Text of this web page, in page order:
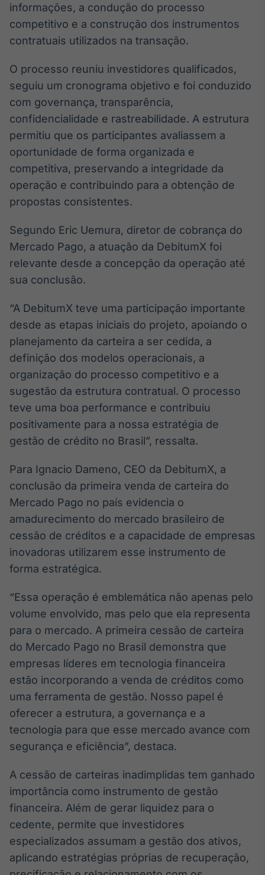
Wallboard
Conteúdos e
dados para
displays e telas
Broadcast
Curadoria
Curadoria de
noticiosos
Soluções de
Tecnologia
Broadcast
notícias e
conteúdos
Broadcast
plataforma para
analisar fundos
de investimento
no Brasil
IA
Em breve
BroadFast
Gestão de
Investimentos
Tokenização
Crédito
Em breve
informações, a condução do processo
competitivo e a construção dos instrumentos
contratuais utilizados na transação.
O processo reuniu investidores qualificados,
seguiu um cronograma objetivo e foi conduzido
com governança, transparência,
confidencialidade e rastreabilidade. A estrutura
permitiu que os participantes avaliassem a
oportunidade de forma organizada e
competitiva, preservando a integridade da
operação e contribuindo para a obtenção de
propostas consistentes.
Segundo Eric Uemura, diretor de cobrança do
Mercado Pago, a atuação da DebitumX foi
relevante desde a concepção da operação até
sua conclusão.
“A DebitumX teve uma participação importante
desde as etapas iniciais do projeto, apoiando o
planejamento da carteira a ser cedida, a
definição dos modelos operacionais, a
organização do processo competitivo e a
sugestão da estrutura contratual. O processo
teve uma boa performance e contribuiu
positivamente para a nossa estratégia de
gestão de crédito no Brasil”, ressalta.
Para Ignacio Dameno, CEO da DebitumX, a
conclusão da primeira venda de carteira do
Mercado Pago no país evidencia o
amadurecimento do mercado brasileiro de
cessão de créditos e a capacidade de empresas
inovadoras utilizarem esse instrumento de
forma estratégica.
“Essa operação é emblemática não apenas pelo
volume envolvido, mas pelo que ela representa
para o mercado. A primeira cessão de carteira
do Mercado Pago no Brasil demonstra que
empresas líderes em tecnologia financeira
estão incorporando a venda de créditos como
uma ferramenta de gestão. Nosso papel é
oferecer a estrutura, a governança e a
tecnologia para que esse mercado avance com
segurança e eficiência”, destaca.
A cessão de carteiras inadimplidas tem ganhado
importância como instrumento de gestão
financeira. Além de gerar liquidez para o
cedente, permite que investidores
especializados assumam a gestão dos ativos,
aplicando estratégias próprias de recuperação,